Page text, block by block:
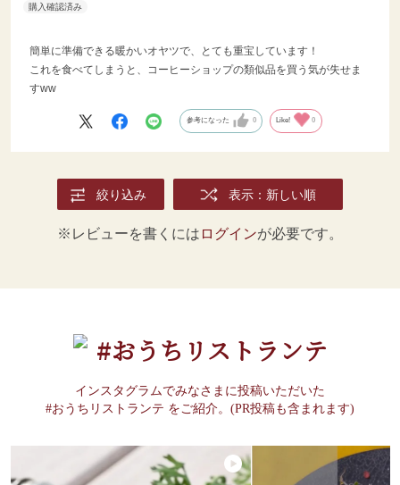
簡単に準備できる暖かいオヤツで、とても重宝しています！
これを食べてしまうと、コーヒーショップの類似品を買う気が失せま
すww
参考になった 0 Like! 0
絞り込み 表示：新しい順
※レビューを書くには ログインが必要です。
#おうちリストランテ
インスタグラムでみなさまに投稿いただいた
#おうちリストランテ をご紹介。(PR投稿も含まれます)